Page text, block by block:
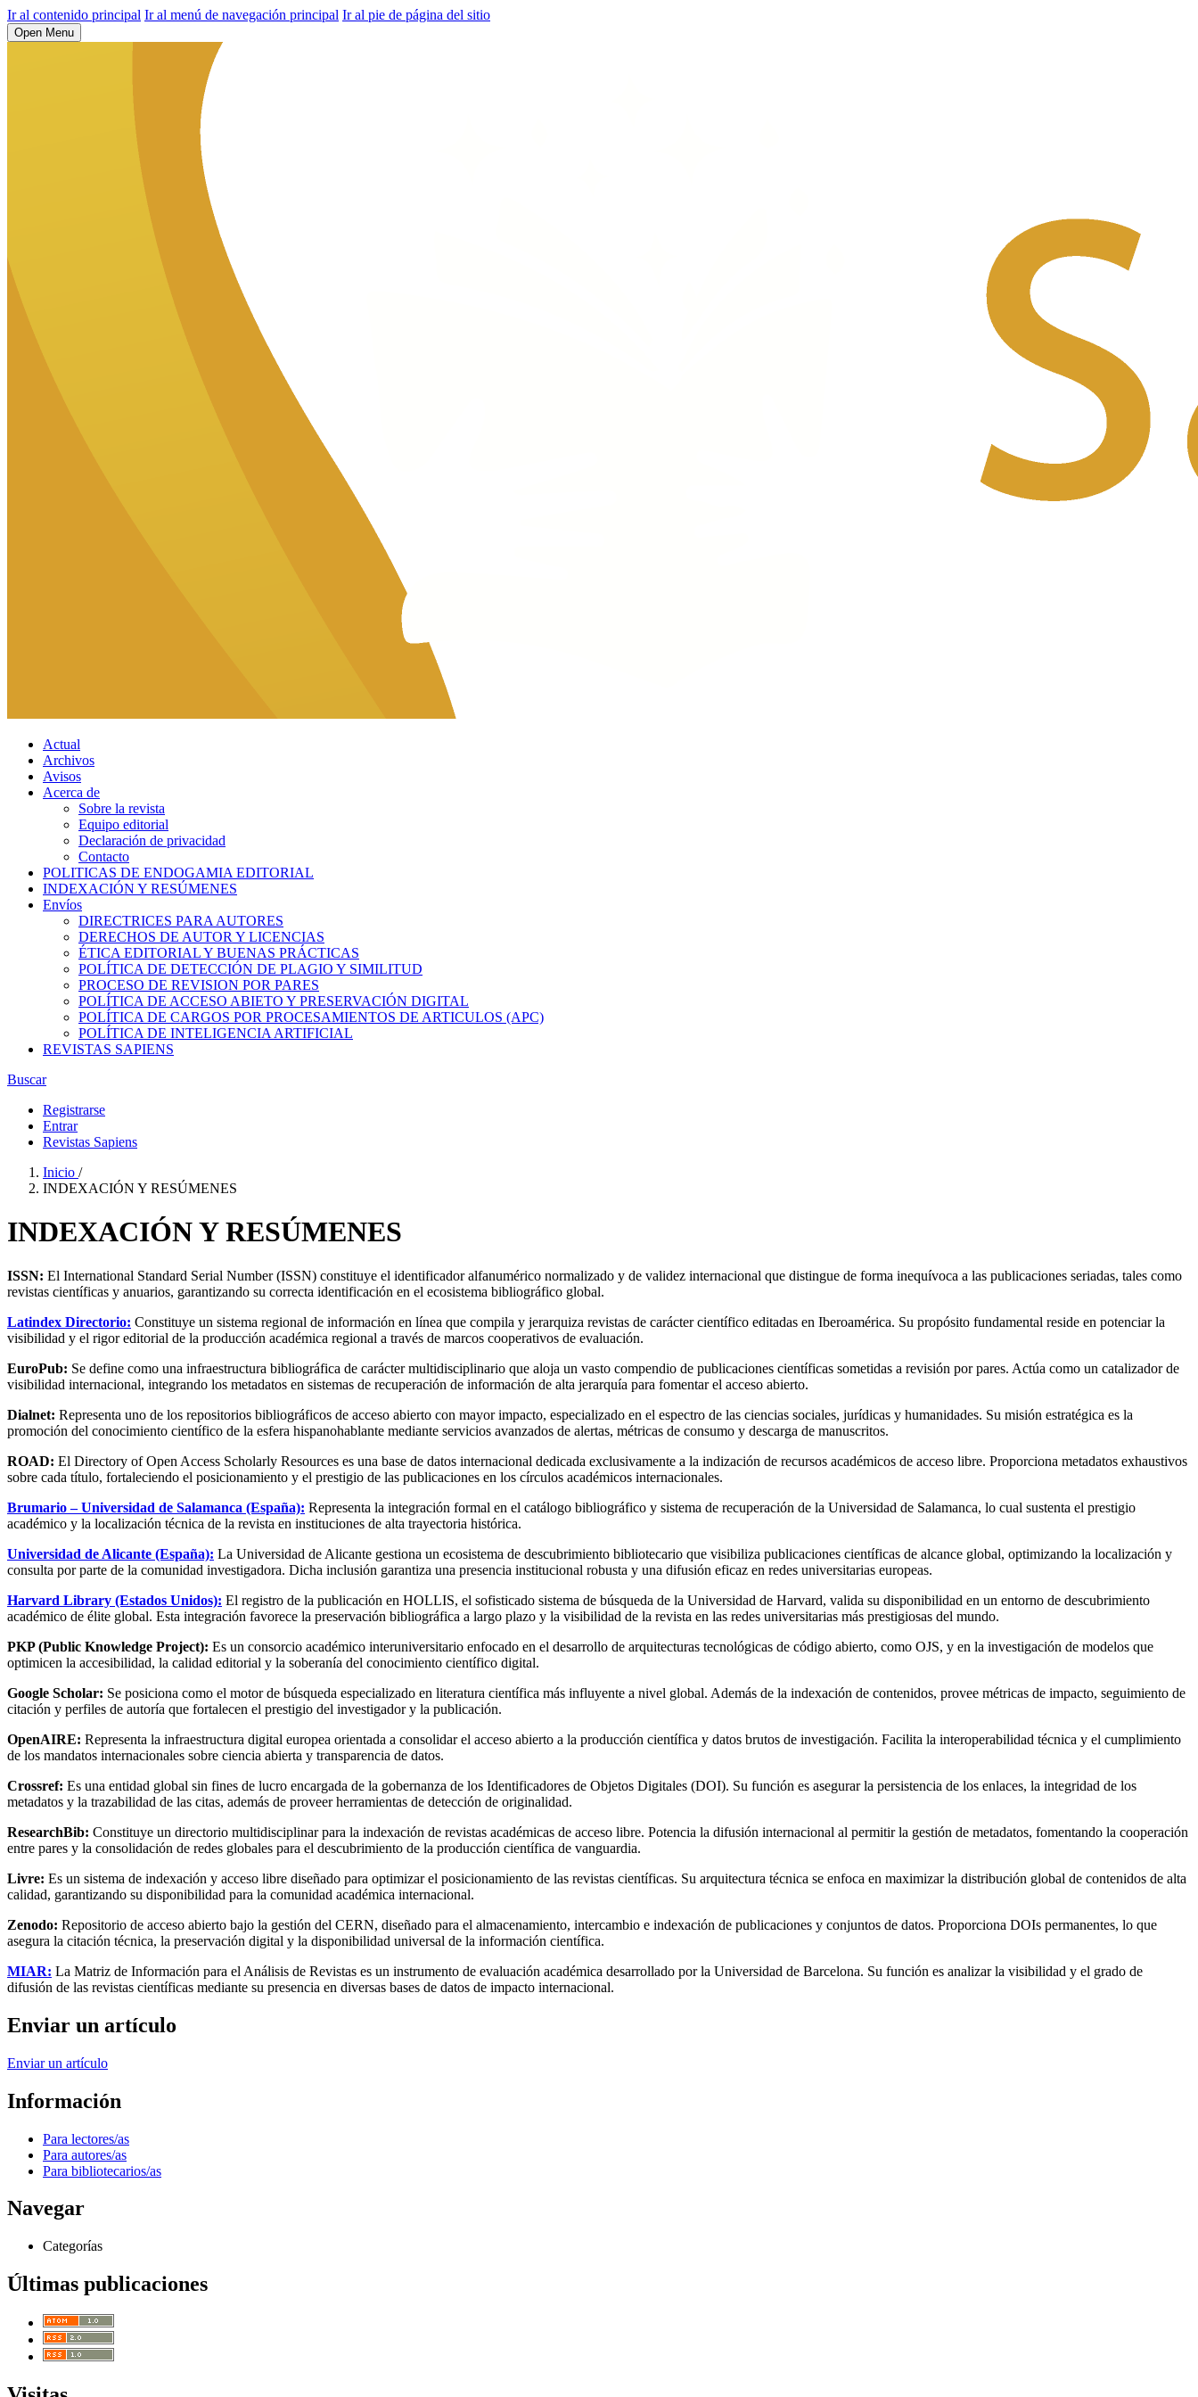
Ir al contenido principal Ir al menú de navegación principal Ir al pie de página del sitio
Open Menu
Actual
Archivos
Avisos
Acerca de
Sobre la revista
Equipo editorial
Declaración de privacidad
Contacto
POLITICAS DE ENDOGAMIA EDITORIAL
INDEXACIÓN Y RESÚMENES
Envíos
DIRECTRICES PARA AUTORES
DERECHOS DE AUTOR Y LICENCIAS
ÉTICA EDITORIAL Y BUENAS PRÁCTICAS
POLÍTICA DE DETECCIÓN DE PLAGIO Y SIMILITUD
PROCESO DE REVISION POR PARES
POLÍTICA DE ACCESO ABIETO Y PRESERVACIÓN DIGITAL
POLÍTICA DE CARGOS POR PROCESAMIENTOS DE ARTICULOS (APC)
POLÍTICA DE INTELIGENCIA ARTIFICIAL
REVISTAS SAPIENS
Buscar
Registrarse
Entrar
Revistas Sapiens
Inicio /
INDEXACIÓN Y RESÚMENES
INDEXACIÓN Y RESÚMENES
ISSN: El International Standard Serial Number (ISSN) constituye el identificador alfanumérico normalizado y de validez internacional que distingue de forma inequívoca a las publicaciones seriadas, tales como
revistas científicas y anuarios, garantizando su correcta identificación en el ecosistema bibliográfico global.
Latindex Directorio: Constituye un sistema regional de información en línea que compila y jerarquiza revistas de carácter científico editadas en Iberoamérica. Su propósito fundamental reside en potenciar la
visibilidad y el rigor editorial de la producción académica regional a través de marcos cooperativos de evaluación.
EuroPub: Se define como una infraestructura bibliográfica de carácter multidisciplinario que aloja un vasto compendio de publicaciones científicas sometidas a revisión por pares. Actúa como un catalizador de
visibilidad internacional, integrando los metadatos en sistemas de recuperación de información de alta jerarquía para fomentar el acceso abierto.
Dialnet: Representa uno de los repositorios bibliográficos de acceso abierto con mayor impacto, especializado en el espectro de las ciencias sociales, jurídicas y humanidades. Su misión estratégica es la
promoción del conocimiento científico de la esfera hispanohablante mediante servicios avanzados de alertas, métricas de consumo y descarga de manuscritos.
ROAD: El Directory of Open Access Scholarly Resources es una base de datos internacional dedicada exclusivamente a la indización de recursos académicos de acceso libre. Proporciona metadatos exhaustivos
sobre cada título, fortaleciendo el posicionamiento y el prestigio de las publicaciones en los círculos académicos internacionales.
Brumario – Universidad de Salamanca (España): Representa la integración formal en el catálogo bibliográfico y sistema de recuperación de la Universidad de Salamanca, lo cual sustenta el prestigio
académico y la localización técnica de la revista en instituciones de alta trayectoria histórica.
Universidad de Alicante (España): La Universidad de Alicante gestiona un ecosistema de descubrimiento bibliotecario que visibiliza publicaciones científicas de alcance global, optimizando la localización y
consulta por parte de la comunidad investigadora. Dicha inclusión garantiza una presencia institucional robusta y una difusión eficaz en redes universitarias europeas.
Harvard Library (Estados Unidos): El registro de la publicación en HOLLIS, el sofisticado sistema de búsqueda de la Universidad de Harvard, valida su disponibilidad en un entorno de descubrimiento
académico de élite global. Esta integración favorece la preservación bibliográfica a largo plazo y la visibilidad de la revista en las redes universitarias más prestigiosas del mundo.
PKP (Public Knowledge Project): Es un consorcio académico interuniversitario enfocado en el desarrollo de arquitecturas tecnológicas de código abierto, como OJS, y en la investigación de modelos que
optimicen la accesibilidad, la calidad editorial y la soberanía del conocimiento científico digital.
Google Scholar: Se posiciona como el motor de búsqueda especializado en literatura científica más influyente a nivel global. Además de la indexación de contenidos, provee métricas de impacto, seguimiento de
citación y perfiles de autoría que fortalecen el prestigio del investigador y la publicación.
OpenAIRE: Representa la infraestructura digital europea orientada a consolidar el acceso abierto a la producción científica y datos brutos de investigación. Facilita la interoperabilidad técnica y el cumplimiento
de los mandatos internacionales sobre ciencia abierta y transparencia de datos.
Crossref: Es una entidad global sin fines de lucro encargada de la gobernanza de los Identificadores de Objetos Digitales (DOI). Su función es asegurar la persistencia de los enlaces, la integridad de los
metadatos y la trazabilidad de las citas, además de proveer herramientas de detección de originalidad.
ResearchBib: Constituye un directorio multidisciplinar para la indexación de revistas académicas de acceso libre. Potencia la difusión internacional al permitir la gestión de metadatos, fomentando la cooperación
entre pares y la consolidación de redes globales para el descubrimiento de la producción científica de vanguardia.
Livre: Es un sistema de indexación y acceso libre diseñado para optimizar el posicionamiento de las revistas científicas. Su arquitectura técnica se enfoca en maximizar la distribución global de contenidos de alta
calidad, garantizando su disponibilidad para la comunidad académica internacional.
Zenodo: Repositorio de acceso abierto bajo la gestión del CERN, diseñado para el almacenamiento, intercambio e indexación de publicaciones y conjuntos de datos. Proporciona DOIs permanentes, lo que
asegura la citación técnica, la preservación digital y la disponibilidad universal de la información científica.
MIAR: La Matriz de Información para el Análisis de Revistas es un instrumento de evaluación académica desarrollado por la Universidad de Barcelona. Su función es analizar la visibilidad y el grado de
difusión de las revistas científicas mediante su presencia en diversas bases de datos de impacto internacional.
Enviar un artículo
Enviar un artículo
Información
Para lectores/as
Para autores/as
Para bibliotecarios/as
Navegar
Categorías
Últimas publicaciones